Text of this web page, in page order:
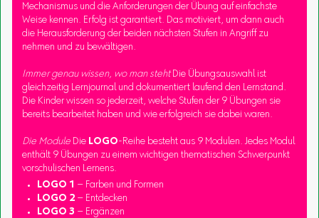
Mechanismus und die Anforderungen der Übung auf einfachste
Weise kennen. Erfolg ist garantiert. Das motiviert, um dann auch
die Herausforderung der beiden nächsten Stufen in Angriff zu
nehmen und zu bewältigen.
Immer genau wissen, wo man stehtDie Übungsauswahl ist
gleichzeitig Lernjournal und dokumentiert laufend den Lernstand.
Die Kinder wissen so jederzeit, welche Stufen der 9 Übungen sie
bereits bearbeitet haben und wie erfolgreich sie dabei waren.
Die Module Die LOGO-Reihe besteht aus 9 Modulen. Jedes Modul
enthält 9 Übungen zu einem wichtigen thematischen Schwerpunkt
vorschulischen Lernens.
LOGO 1 – Farben und Formen
LOGO 2 – Entdecken
LOGO 3 – Ergänzen